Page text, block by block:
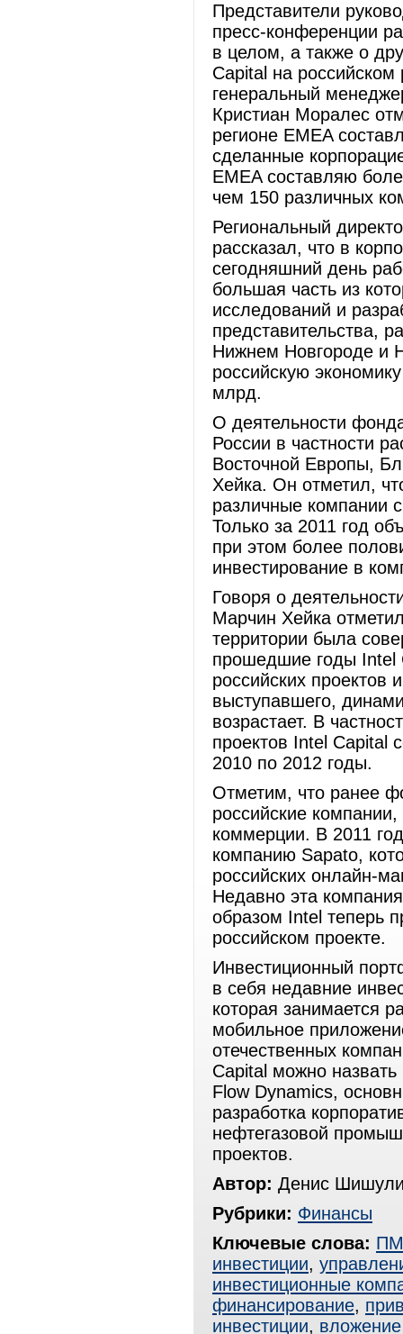
Представители
пресс-конференции
в целом, а также о
Capital на
генеральный
Кристиан Моралес
регионе EMEA
сделанные
EMEA составляю
чем 150 различных
Региональный
рассказал, что в
сегодняшний день
большая часть из
исследований и
представительства,
Нижнем Новгороде и
российскую
млрд.
О деятельности
России в частности
Восточной Европы,
Хейка. Он отметил,
различные компании
Только за 2011 год
при этом более
инвестирование в
Говоря о
Марчин Хейка
территории была
прошедшие годы Intel
российских
выступавшего,
возрастает. В
проектов Intel Capital
2010 по 2012
Отметим, что ранее
российские
коммерции. В 2011
компанию Sapato,
российских онлайн-
Недавно эта
образом Intel теперь
российском проекте.
Инвестиционный
в себя недавние
которая занимается
мобильное
отечественных
Capital можно
Flow Dynamics,
разработка
нефтегазовой
проектов.
Автор: Денис
Рубрики: Финансы
Ключевые слова:
инвестиции,
инвестиционные
финансирование,
инвестиции, вложение